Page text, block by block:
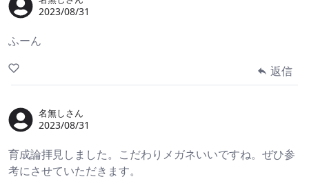
2023/08/31
ふーん
返信
名無しさん
2023/08/31
育成論拝見しました。こだわりメガネいいですね。ぜひ参
考にさせていただきます。